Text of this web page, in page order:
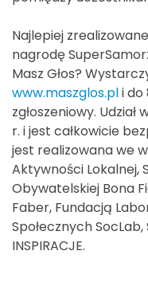
Najlepiej
nagrodę
Masz Głos?
www.maszglos.pli do
zgłoszeniowy.
r. i jest całkowicie
jest realizowana we
Aktywności Lokalnej,
Obywatelskiej Bona
Faber, Fundacją
Społecznych
INSPIRACJE.